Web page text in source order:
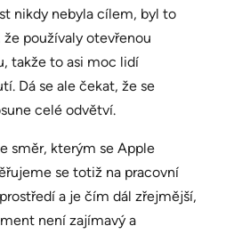
nikdy nebyla cílem, byl to
používaly otevřenou
takže to asi moc lidí
Dá se ale čekat, že se
celé odvětví.
směr, kterým se Apple
se totiž na pracovní
a je čím dál zřejmější,
není zajímavý a